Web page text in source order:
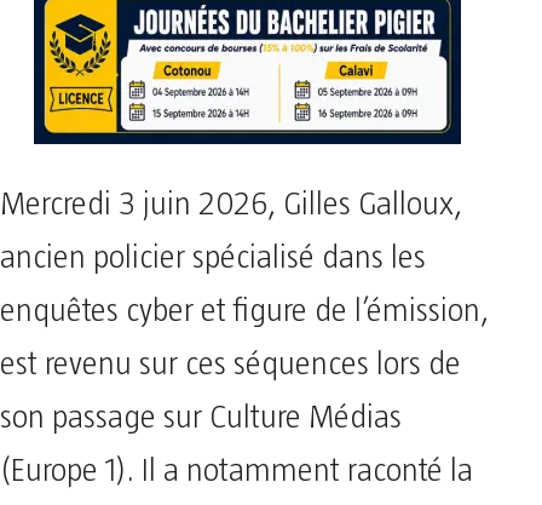
Mercredi 3 juin 2026, Gilles Galloux,
ancien policier spécialisé dans les
enquêtes cyber et figure de l’émission,
est revenu sur ces séquences lors de
son passage sur Culture Médias
(Europe 1). Il a notamment raconté la